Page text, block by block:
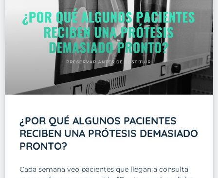
¿POR QUÉ ALGUNOS PACIENTES
RECIBEN UNA PRÓTESIS DEMASIADO
PRONTO?
Cada semana veo pacientes que llegan a consulta